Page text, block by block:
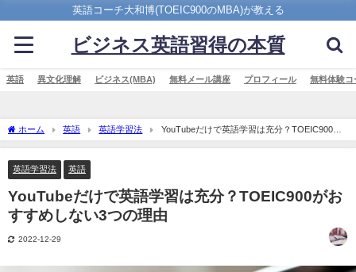
英語コーチ大和博(TOEIC900のMBA)が教える
ビジネス英語習得の本質
英語 異文化理解 ビジネス(MBA) 無料メール講座 プロフィール 無料体験コ
ホーム 英語 英語学習法
YouTubeだけで英語学習は充分？TOEIC900が
おすすめしない3つの理由
英語学習法 英語
YouTubeだけで英語学習は充分？TOEIC900がお
すすめしない3つの理由
2022-12-29